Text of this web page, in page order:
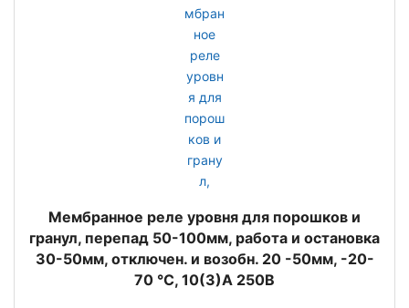
Мембранное реле уровня для порошков и
гранул, перепад 50-100мм, работа и остановка
30-50мм, отключен. и возобн. 20 -50мм, -20-
70 °C, 10(3)A 250В